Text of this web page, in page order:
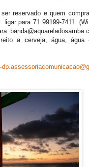
reservado e quem
para 71 99199-7411
a cerveja, água,